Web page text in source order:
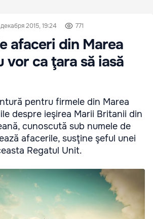
2015, 19:24 771
afaceri din Marea
vor ca ţara să iasă
pentru firmele din Marea
despre ieşirea Marii Britanii din
cunoscută sub numele de
afacerile, susţine şeful unei
Regatul Unit.